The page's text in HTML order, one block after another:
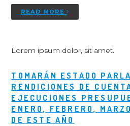
READ MORE
Lorem ipsum dolor, sit amet.
TOMARÁN ESTADO
RENDICIONES DE
EJECUCIONES
ENERO, FEBRERO,
DE ESTE AÑO